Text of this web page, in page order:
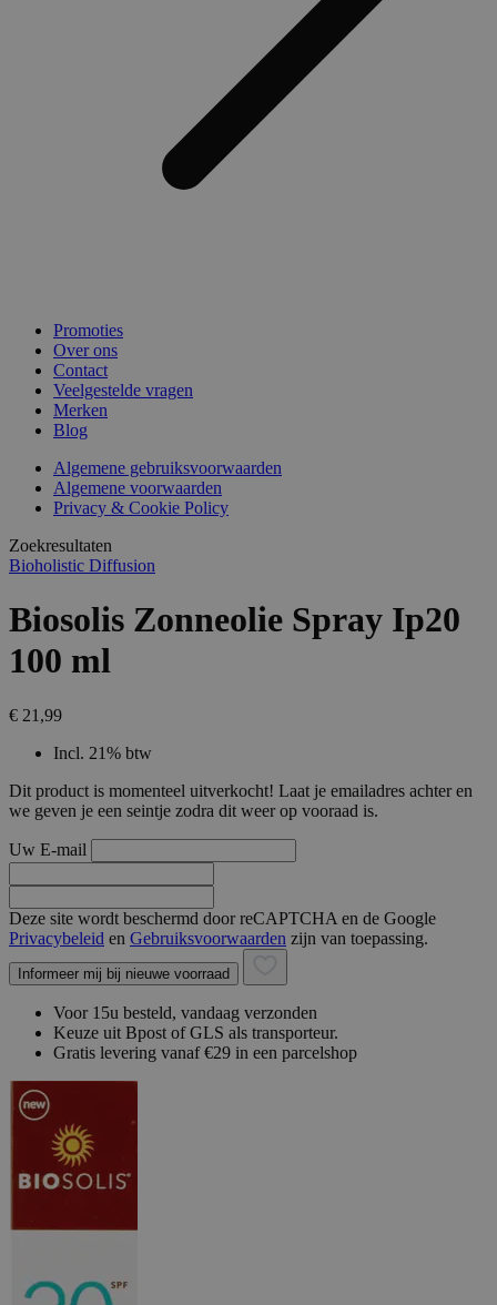
Promoties
Over ons
Contact
Veelgestelde vragen
Merken
Blog
Algemene gebruiksvoorwaarden
Algemene voorwaarden
Privacy & Cookie Policy
Zoekresultaten
Bioholistic Diffusion
Biosolis Zonneolie Spray Ip20
100 ml
€ 21,99
Incl. 21% btw
Dit product is momenteel uitverkocht! Laat je emailadres achter en
we geven je een seintje zodra dit weer op vooraad is.
Uw E-mail
Deze site wordt beschermd door reCAPTCHA en de Google
Privacybeleid en Gebruiksvoorwaarden zijn van toepassing.
Informeer mij bij nieuwe voorraad
Voor 15u besteld, vandaag verzonden
Keuze uit Bpost of GLS als transporteur.
Gratis levering vanaf €29 in een parcelshop